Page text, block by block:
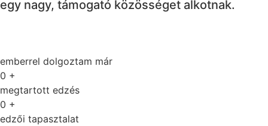
egy nagy, támogató közösséget alkotnak.
emberrel dolgoztam már
0 +
megtartott edzés
0 +
edzői tapasztalat